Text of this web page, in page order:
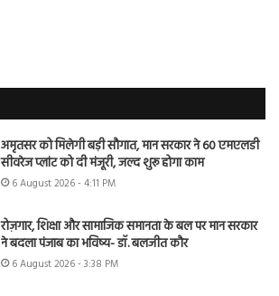
अमृतसर को मिलेगी बड़ी सौगात, मान सरकार ने 60 एमएलडी
सीवरेज प्लांट को दी मंजूरी, जल्द शुरू होगा काम
6 August 2026 - 4:11 PM
रोज़गार, शिक्षा और सामाजिक समानता के बल पर मान सरकार
ने बदला पंजाब का भविष्य- डॉ. बलजीत कौर
6 August 2026 - 3:38 PM